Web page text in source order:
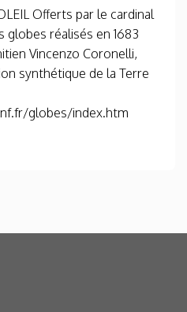
Offerts par le cardinal
globes réalisés en 1683
Vincenzo Coronelli,
synthétique de la Terre
globes/index.htm